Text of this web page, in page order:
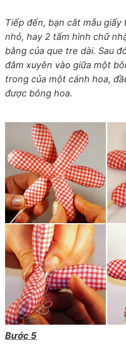
Tiếp đến, bạn cắt mẫu
nhỏ, hay 2 tấm hình chữ
bằng của que tre dài. Sau
đâm xuyên vào giữa một
trong của một cánh hoa,
được bông hoa.
Bước 5